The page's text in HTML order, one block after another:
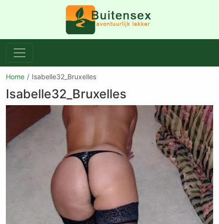
Home Isabelle32_Bruxelles
Isabelle32_Bruxelles